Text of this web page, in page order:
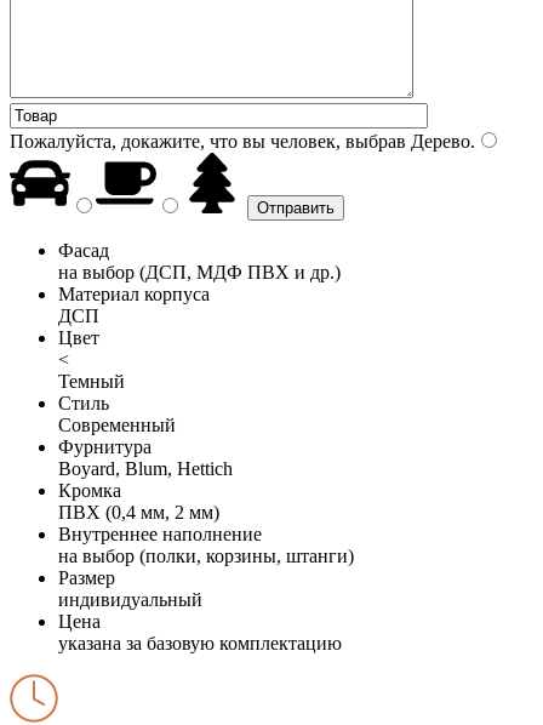
Пожалуйста, докажите, что вы человек, выбрав Дерево.
Фасад
на выбор (ДСП, МДФ ПВХ и др.)
Материал корпуса
ДСП
Цвет
<
Темный
Стиль
Современный
Фурнитура
Boyard, Blum, Hettich
Кромка
ПВХ (0,4 мм, 2 мм)
Внутреннее наполнение
на выбор (полки, корзины, штанги)
Размер
индивидуальный
Цена
указана за базовую комплектацию